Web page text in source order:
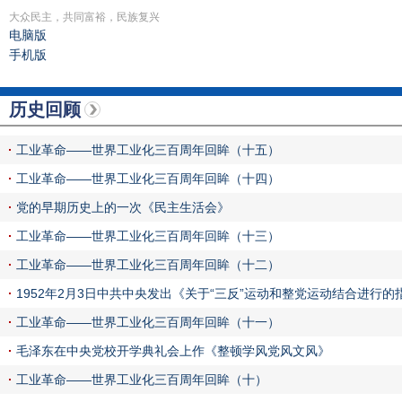
大众民主，共同富裕，民族复兴
电脑版
手机版
历史回顾
工业革命——世界工业化三百周年回眸（十五）
工业革命——世界工业化三百周年回眸（十四）
党的早期历史上的一次《民主生活会》
工业革命——世界工业化三百周年回眸（十三）
工业革命——世界工业化三百周年回眸（十二）
1952年2月3日中共中央发出《关于“三反”运动和整党运动结合进行的
工业革命——世界工业化三百周年回眸（十一）
毛泽东在中央党校开学典礼会上作《整顿学风党风文风》
工业革命——世界工业化三百周年回眸（十）